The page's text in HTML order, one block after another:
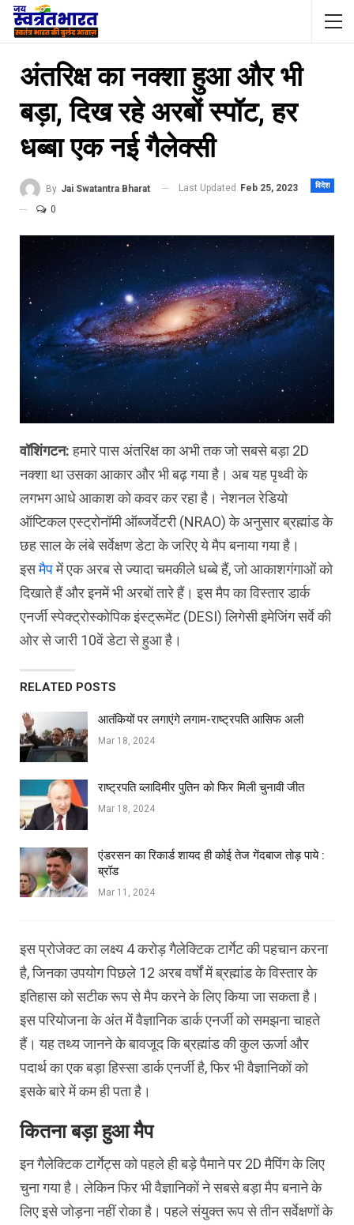
अंतरिक्ष का नक्शा हुआ और भी
बड़ा, दिख रहे अरबों स्पॉट, हर
धब्बा एक नई गैलेक्सी
विदेश
By Jai Swatantra Bharat Last Updated
Feb 25, 2023
0
वॉशिंगटन:हमारे पास अंतरिक्ष का अभी तक जो सबसे बड़ा 2D
नक्शा था उसका आकार और भी बढ़ गया है। अब यह पृथ्वी के
लगभग आधे आकाश को कवर कर रहा है। नेशनल रेडियो
ऑप्टिकल एस्ट्रोनॉमी ऑब्जर्वेटरी (NRAO) के अनुसार ब्रह्मांड के
छह साल के लंबे सर्वेक्षण डेटा के जरिए ये मैप बनाया गया है।
इसमैपमें एक अरब से ज्यादा चमकीले धब्बे हैं, जो आकाशगंगाओं को
दिखाते हैं और इनमें भी अरबों तारे हैं। इस मैप का विस्तार डार्क
एनर्जी स्पेक्ट्रोस्कोपिक इंस्ट्रूमेंट (DESI) लिगेसी इमेजिंग सर्वे की
ओर से जारी 10वें डेटा से हुआ है।
RELATED POSTS
आतंकियों पर लगाएंगे लगाम-राष्ट्रपति आसिफ अली
Mar 18, 2024
राष्ट्रपति व्लादिमीर पुतिन को फिर मिली चुनावी जीत
Mar 18, 2024
एंडरसन का रिकार्ड शायद ही कोई तेज गेंदबाज तोड़ पाये :
ब्रॉड
Mar 11, 2024
इस प्रोजेक्ट का लक्ष्य 4 करोड़ गैलेक्टिक टार्गेट की पहचान करना
है, जिनका उपयोग पिछले 12 अरब वर्षों में ब्रह्मांड के विस्तार के
इतिहास को सटीक रूप से मैप करने के लिए किया जा सकता है।
इस परियोजना के अंत में वैज्ञानिक डार्क एनर्जी को समझना चाहते
हैं। यह तथ्य जानने के बावजूद कि ब्रह्मांड की कुल ऊर्जा और
पदार्थ का एक बड़ा हिस्सा डार्क एनर्जी है, फिर भी वैज्ञानिकों को
इसके बारे में कम ही पता है।
कितना बड़ा हुआ मैप
इन गैलेक्टिक टार्गेट्स को पहले ही बड़े पैमाने पर 2D मैपिंग के लिए
चुना गया है। लेकिन फिर भी वैज्ञानिकों ने सबसे बड़ा मैप बनाने के
लिए इसे जोड़ना नहीं रोका है। पहले संयुक्त रूप से तीन सर्वेक्षणों के